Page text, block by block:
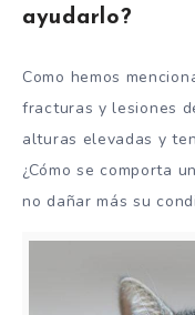
ayudarlo?
Como hemos
fracturas y lesiones
alturas elevadas y
¿Cómo se comporta
no dañar más su